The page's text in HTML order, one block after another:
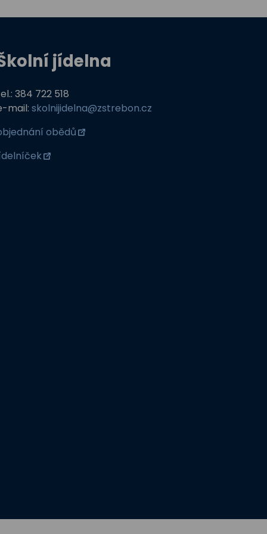
jídelna
384 722 518
mail:skolnijidelna@zstrebon.cz
obědů